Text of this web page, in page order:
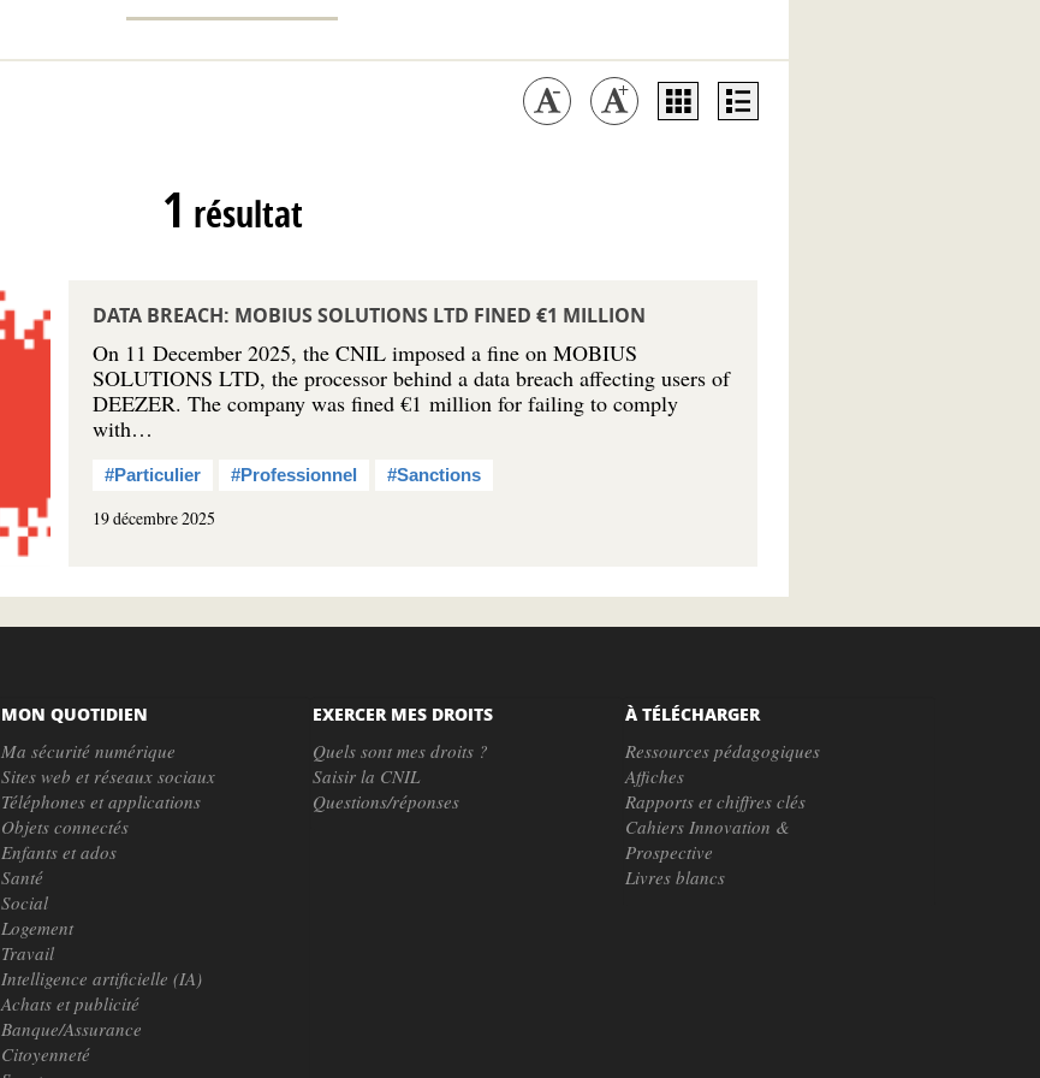
1 résultat
DATA BREACH: MOBIUS SOLUTIONS LTD FINED €1 MILLION
On 11 December 2025, the CNIL imposed a fine on MOBIUS
SOLUTIONS LTD, the processor behind a data breach affecting users of
DEEZER. The company was fined €1 million for failing to comply
with…
#Particulier #Professionnel #Sanctions
19 décembre 2025
MON QUOTIDIEN
Ma sécurité numérique
Sites web et réseaux sociaux
Téléphones et applications
Objets connectés
Enfants et ados
Santé
Social
Logement
Travail
Intelligence artificielle (IA)
Achats et publicité
Banque/Assurance
Citoyenneté
EXERCER MES DROITS
Quels sont mes droits ?
Saisir la CNIL
Questions/réponses
À TÉLÉCHARGER
Ressources pédagogiques
Affiches
Rapports et chiffres clés
Cahiers Innovation &
Prospective
Livres blancs